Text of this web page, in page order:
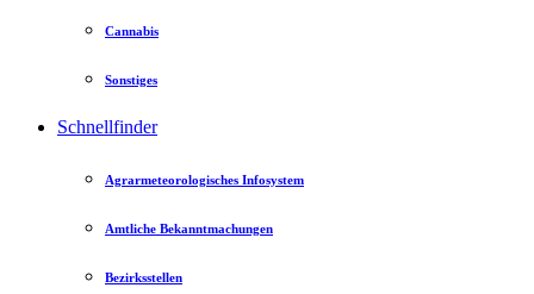
Cannabis
Sonstiges
Schnellfinder
Agrarmeteorologisches Infosystem
Amtliche Bekanntmachungen
Bezirksstellen